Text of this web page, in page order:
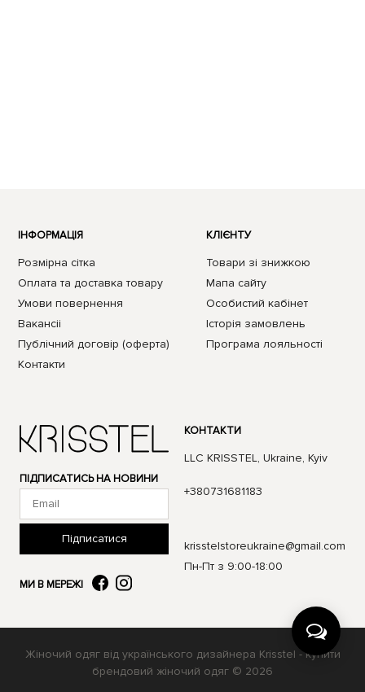
ПІДПИСАТИСЬ НА НОВИНИ
Підписатися
МИ В МЕРЕЖІ
ІНФОРМАЦІЯ
Розмірна сітка
Оплата та доставка товару
Умови повернення
Вакансii
Публічний договір (оферта)
Контакти
КЛІЄНТУ
Товари зі знижкою
Мапа сайту
Особистий кабінет
Історія замовлень
Програма лояльності
КОНТАКТИ
LLC KRISSTEL, Ukraine, Kyiv
+380731681183
krisstelstoreukraine@gmail.com
Пн-Пт з 9:00-18:00
Жіночий одяг від українського дизайнера Krisstel - купити
брендовий жіночий одяг © 2026